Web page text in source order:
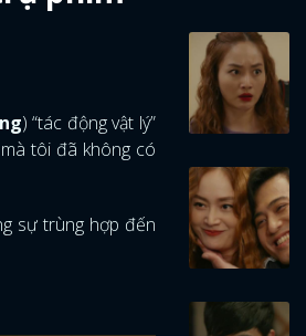
) “tác động vật lý”
tôi đã không có
sự trùng hợp đến